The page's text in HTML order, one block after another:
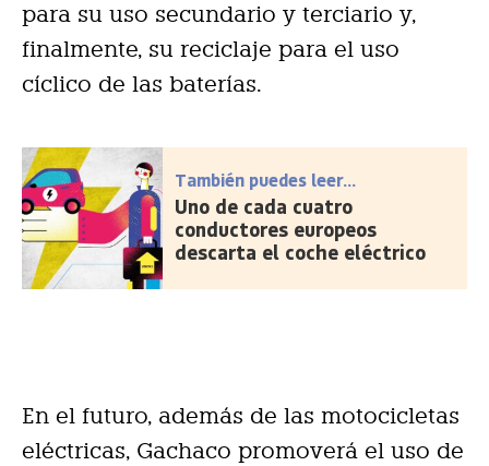
para su uso secundario y terciario y,
finalmente, su reciclaje para el uso
cíclico de las baterías.
También puedes leer...
Uno de cada cuatro
conductores europeos
descarta el coche eléctrico
En el futuro, además de las motocicletas
eléctricas, Gachaco promoverá el uso de